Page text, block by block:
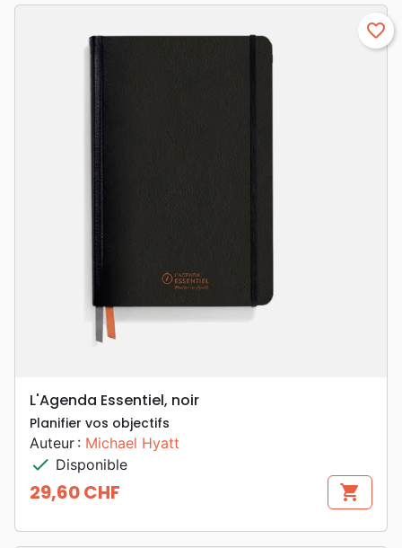
favorite_border
L'Agenda Essentiel, noir
Planifier vos objectifs
Auteur : Michael Hyatt
check Disponible
Prix
29,60 CHF shopping_cart